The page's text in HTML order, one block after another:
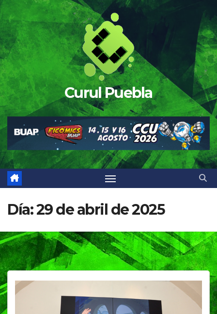
Saltar
al
contenido
Curul Puebla
Día:29 de abril de 2025